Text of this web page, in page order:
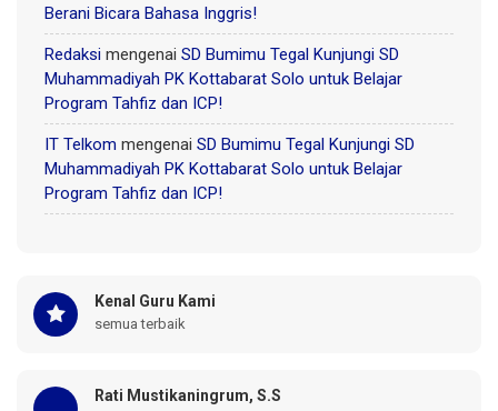
Berani Bicara Bahasa Inggris!
Redaksi mengenai SD Bumimu Tegal Kunjungi SD
Muhammadiyah PK Kottabarat Solo untuk Belajar
Program Tahfiz dan ICP!
IT Telkom mengenai SD Bumimu Tegal Kunjungi SD
Muhammadiyah PK Kottabarat Solo untuk Belajar
Program Tahfiz dan ICP!
Kenal Guru Kami
semua terbaik
Rati Mustikaningrum, S.S